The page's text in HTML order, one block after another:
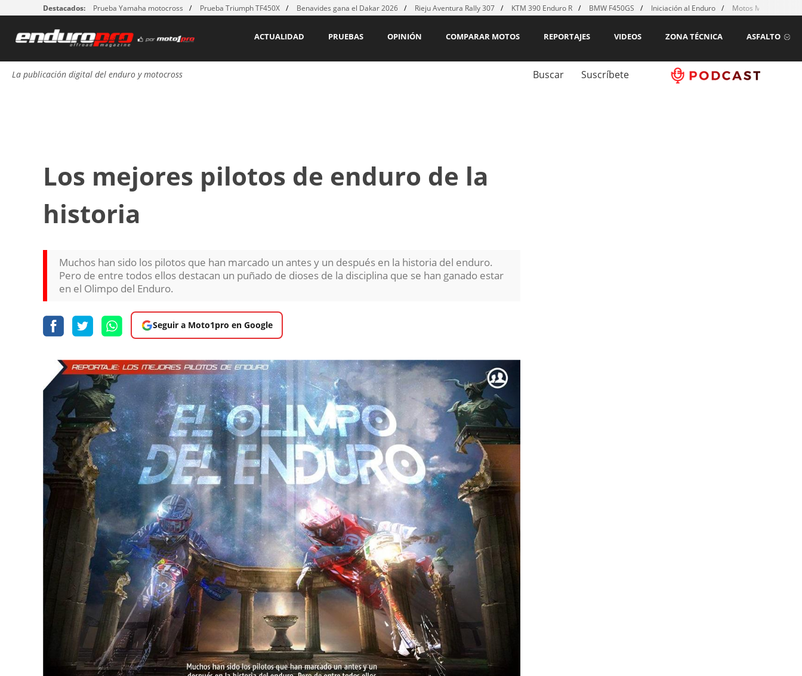
Destacados: Prueba Yamaha motocross Prueba Triumph TF450X Benavides gana el Dakar 2026 Rieju Aventura Rally 307 KTM 390 Enduro R BMW F450GS Iniciación al Enduro Motos MX para
ASFALTO
ZONA TÉCNICA
VIDEOS
REPORTAJES
COMPARAR MOTOS
OPINIÓN
PRUEBAS
ACTUALIDAD
La publicación digital del enduro y motocross Buscar Suscríbete
Los mejores pilotos de enduro de la
historia
Muchos han sido los pilotos que han marcado un antes y un después en la historia del enduro.
Pero de entre todos ellos destacan un puñado de dioses de la disciplina que se han ganado estar
en el Olimpo del Enduro.
Seguir a Moto1pro en Google